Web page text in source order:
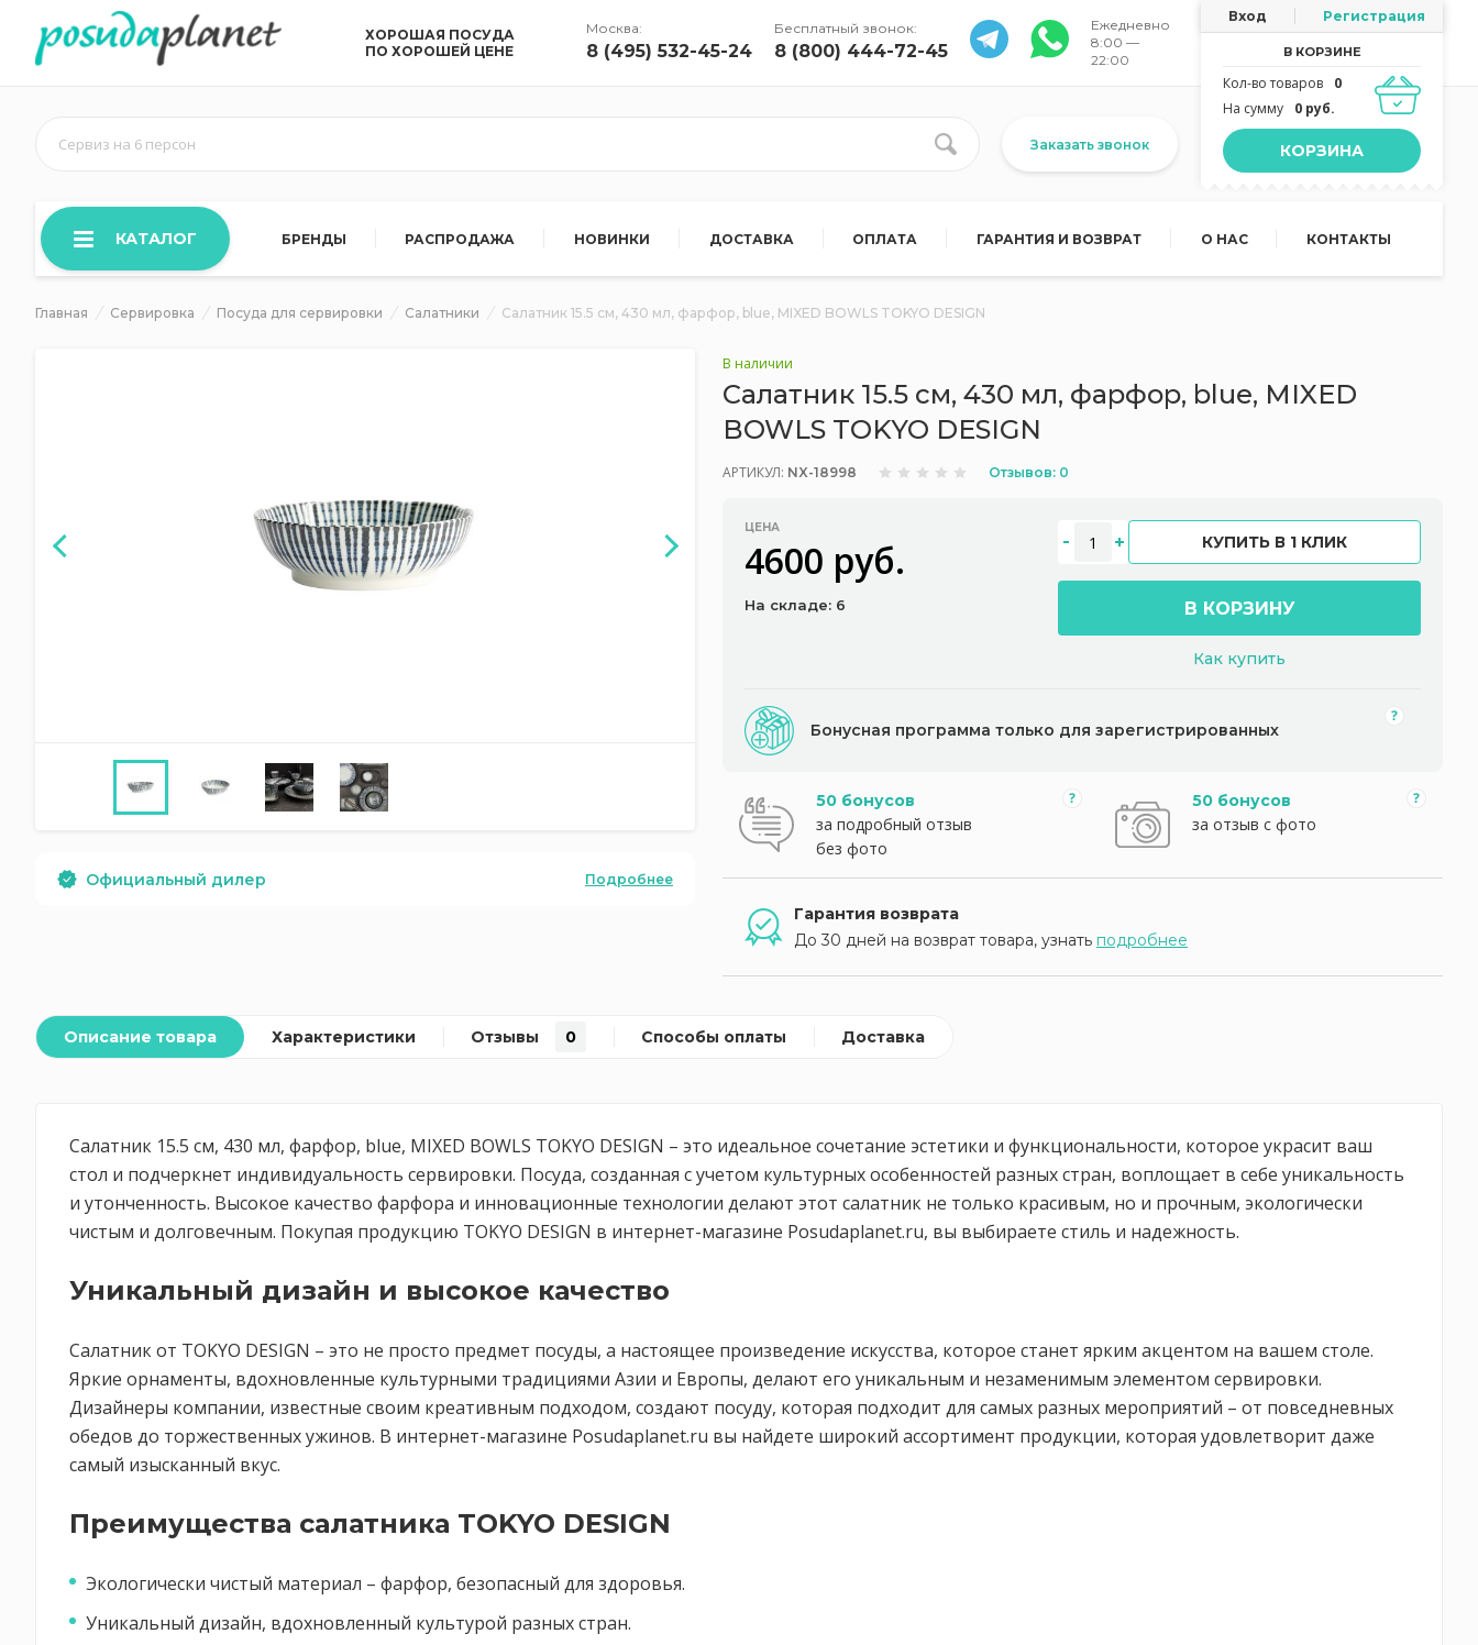
ХОРОШАЯ ПОСУДА
ПО ХОРОШЕЙ ЦЕНЕ
Москва:
8 (495) 532-45-24
Бесплатный звонок:
8 (800) 444-72-45
Ежедневно
8:00 —
22:00
Вход Регистрация
В КОРЗИНЕ
Кол-во товаров
0
На сумму
0 руб.
КОРЗИНА
Сервиз на 6 персон Заказать звонок
КАТАЛОГ БРЕНДЫ РАСПРОДАЖА НОВИНКИ ДОСТАВКА ОПЛАТА ГАРАНТИЯ И ВОЗВРАТ О НАС КОНТАКТЫ
Главная Сервировка Посуда для сервировки Салатники Салатник 15.5 см, 430 мл, фарфор, blue, MIXED BOWLS TOKYO DESIGN
Официальный дилер Подробнее
В наличии
Салатник 15.5 см, 430 мл, фарфор, blue, MIXED
BOWLS TOKYO DESIGN
АРТИКУЛ: NX-18998 Отзывов: 0
ЦЕНА
4600 руб.
На складе: 6
КУПИТЬ В 1 КЛИК
В КОРЗИНУ
Как купить
Бонусная программа только для зарегистрированных
50 бонусов
за подробный отзыв
без фото
50 бонусов
за отзыв с фото
Гарантия возврата
До 30 дней на возврат товара, узнать подробнее
Описание товара Характеристики Отзывы 0 Способы оплаты Доставка
Салатник 15.5 см, 430 мл, фарфор, blue, MIXED BOWLS TOKYO DESIGN – это идеальное сочетание эстетики и функциональности, которое украсит ваш
стол и подчеркнет индивидуальность сервировки. Посуда, созданная с учетом культурных особенностей разных стран, воплощает в себе уникальность
и утонченность. Высокое качество фарфора и инновационные технологии делают этот салатник не только красивым, но и прочным, экологически
чистым и долговечным. Покупая продукцию TOKYO DESIGN в интернет-магазине Posudaplanet.ru, вы выбираете стиль и надежность.
Уникальный дизайн и высокое качество
Салатник от TOKYO DESIGN – это не просто предмет посуды, а настоящее произведение искусства, которое станет ярким акцентом на вашем столе.
Яркие орнаменты, вдохновленные культурными традициями Азии и Европы, делают его уникальным и незаменимым элементом сервировки.
Дизайнеры компании, известные своим креативным подходом, создают посуду, которая подходит для самых разных мероприятий – от повседневных
обедов до торжественных ужинов. В интернет-магазине Posudaplanet.ru вы найдете широкий ассортимент продукции, которая удовлетворит даже
самый изысканный вкус.
Преимущества салатника TOKYO DESIGN
Экологически чистый материал – фарфор, безопасный для здоровья.
Уникальный дизайн, вдохновленный культурой разных стран.